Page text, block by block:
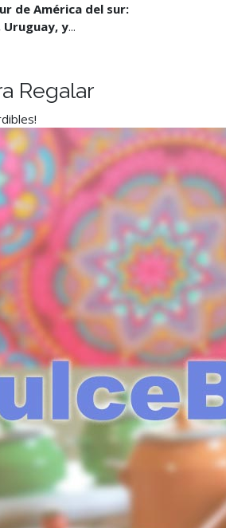
de América del sur:
Uruguay, y...
Regalar